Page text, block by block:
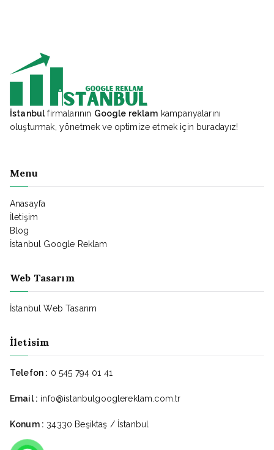
İstanbulfirmalarının Google reklam kampanyalarını
oluşturmak, yönetmek ve optimize etmek için buradayız!
Menu
Anasayfa
İletişim
Blog
İstanbul Google Reklam
Web Tasarım
İstanbul Web Tasarım
İletisim
Telefon : 0 545 794 01 41
Email : info@istanbulgooglereklam.com.tr
Konum : 34330 Beşiktaş / İstanbul